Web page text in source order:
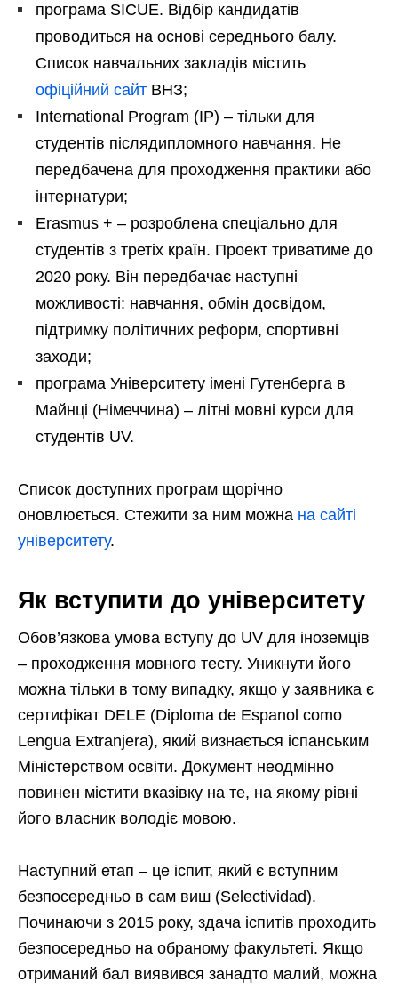
програма SICUE. Відбір кандидатів
проводиться на основі середнього балу.
Список навчальних закладів містить
офіційний сайт ВНЗ;
International Program (IP) – тільки для
студентів післядипломного навчання. Не
передбачена для проходження практики або
інтернатури;
Erasmus + – розроблена спеціально для
студентів з третіх країн. Проект триватиме до
2020 року. Він передбачає наступні
можливості: навчання, обмін досвідом,
підтримку політичних реформ, спортивні
заходи;
програма Університету імені Гутенберга в
Майнці (Німеччина) – літні мовні курси для
студентів UV.
Список доступних програм щорічно
оновлюється. Стежити за ним можна на сайті
університету.
Як вступити до університету
Обов’язкова умова вступу до UV для іноземців
– проходження мовного тесту. Уникнути його
можна тільки в тому випадку, якщо у заявника є
сертифікат DELE (Diploma de Espanol como
Lengua Extranjera), який визнається іспанським
Міністерством освіти. Документ неодмінно
повинен містити вказівку на те, на якому рівні
його власник володіє мовою.
Наступний етап – це іспит, який є вступним
безпосередньо в сам виш (Selectividad).
Починаючи з 2015 року, здача іспитів проходить
безпосередньо на обраному факультеті. Якщо
отриманий бал виявився занадто малий, можна